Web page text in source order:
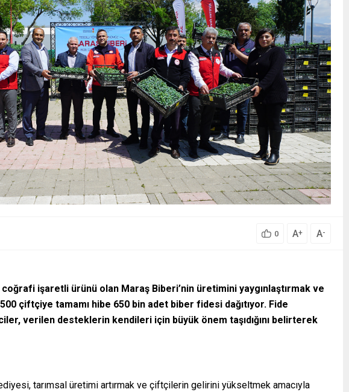
0 A+ A-
işaretli ürünü olan Maraş Biberi’nin üretimini yaygınlaştırmak ve
çiftçiye tamamı hibe 650 bin adet biber fidesi dağıtıyor. Fide
verilen desteklerin kendileri için büyük önem taşıdığını belirterek
tarımsal üretimi artırmak ve çiftçilerin gelirini yükseltmek amacıyla